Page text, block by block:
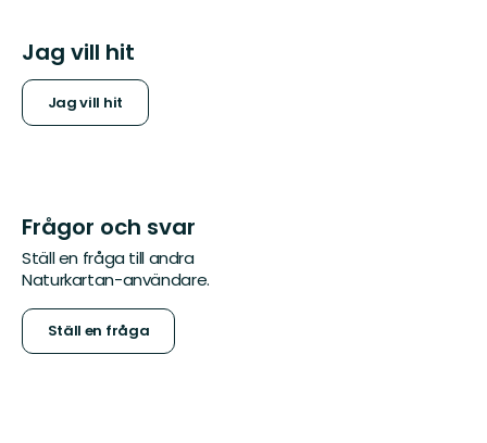
Jag vill hit
Jag vill hit
Frågor och svar
Ställ en fråga till andra
Naturkartan-användare.
Ställ en fråga